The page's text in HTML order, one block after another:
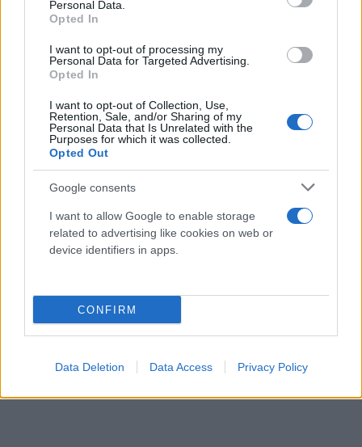
Personal Data.
Opted In
I want to opt-out of processing my
Personal Data for Targeted Advertising.
Opted In
I want to opt-out of Collection, Use,
Retention, Sale, and/or Sharing of my
Personal Data that Is Unrelated with the
Purposes for which it was collected.
Opted Out
Google consents
I want to allow Google to enable storage
related to advertising like cookies on web or
device identifiers in apps.
CONFIRM
Data Deletion Data Access Privacy Policy
Το τέλος στελεχών του ΣΚΑΪ: Το χρονικό ενός
προαναγγελθέντος «θανάτου» με σφραγίδα Γιάννη
Αλαφούζου
07.08.2026 ΧΡΊΣΛΑ ΓΕΩΡΓΑΚΟΠΟΎΛΟΥ